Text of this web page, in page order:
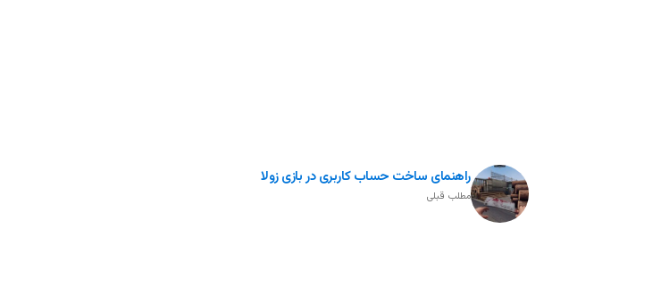
راهنمای ساخت حساب کاربری در بازی زولا
مطلب قبلی